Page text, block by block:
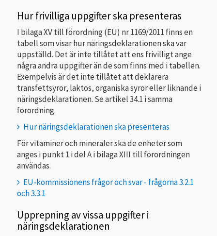
Hur frivilliga uppgifter ska presenteras
I bilaga XV till förordning (EU) nr 1169/2011 finns en
tabell som visar hur näringsdeklarationen ska var
uppställd. Det är inte tillåtet att ens frivilligt ange
några andra uppgifter än de som finns med i tabellen.
Exempelvis är det inte tillåtet att deklarera
transfettsyror, laktos, organiska syror eller liknande i
näringsdeklarationen. Se artikel 34.1 i samma
förordning.
Hur näringsdeklarationen ska presenteras
För vitaminer och mineraler ska de enheter som
anges i punkt 1 i del A i bilaga XIII till förordningen
användas.
EU-kommissionens frågor och svar - frågorna 3.2.1
och 3.3.1
Upprepning av vissa uppgifter i
näringsdeklarationen